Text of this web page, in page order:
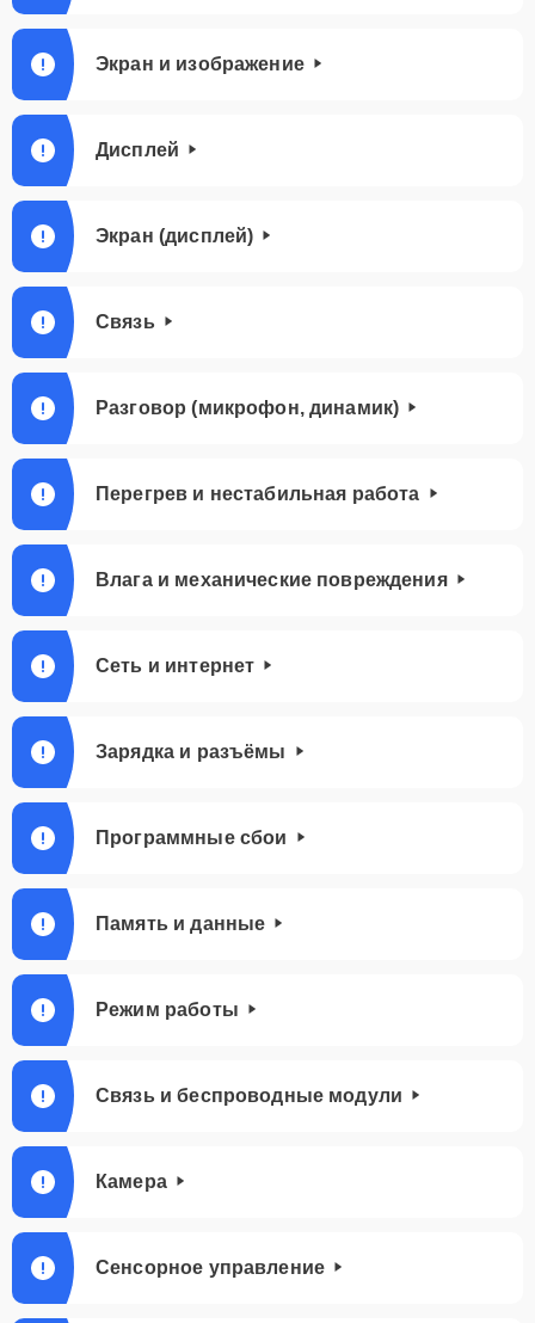
Экран и изображение
Дисплей
Экран (дисплей)
Связь
Разговор (микрофон, динамик)
Перегрев и нестабильная работа
Влага и механические повреждения
Сеть и интернет
Зарядка и разъёмы
Программные сбои
Память и данные
Режим работы
Связь и беспроводные модули
Камера
Сенсорное управление